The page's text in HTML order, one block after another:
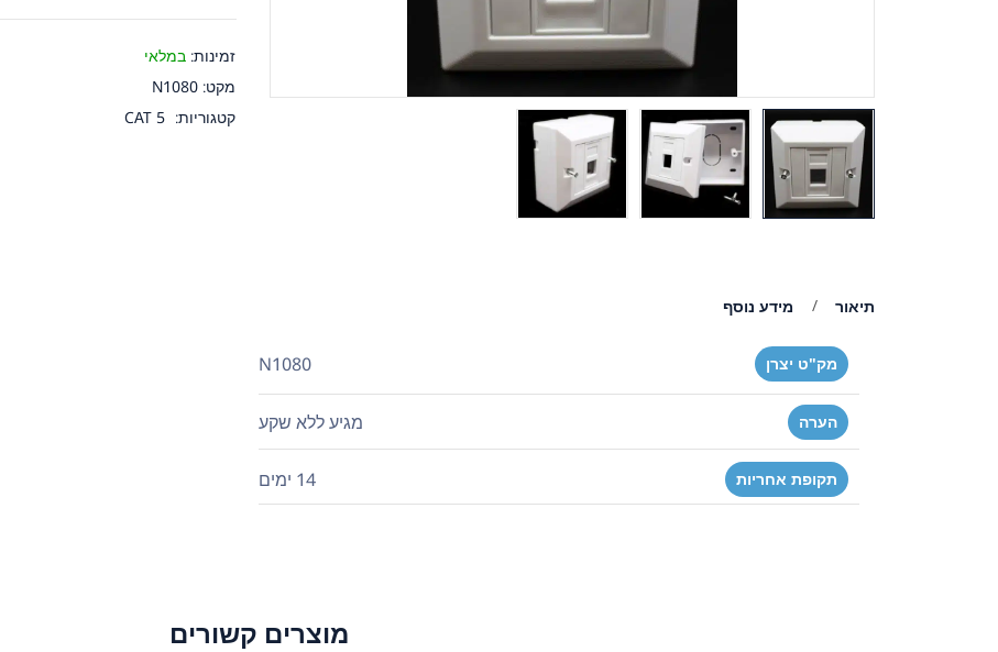
זמינות: במלאי
מקט: N1080
קטגוריות: CAT 5
תיאור מידע נוסף
מק"ט יצרן N1080
הערה מגיע ללא שקע
תקופת אחריות 14 ימים
מוצרים קשורים